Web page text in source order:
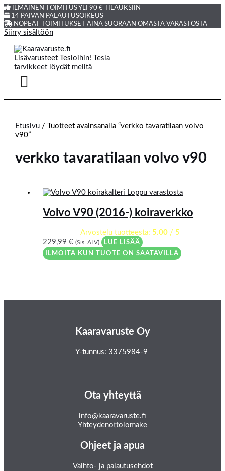
ILMAINEN TOIMITUS YLI 90 € TILAUKSIIN
14 PÄIVÄN PALAUTUSOIKEUS
NOPEAT TOIMITUKSET AINA SUORAAN OMASTA VARASTOSTA
Siirry sisältöön
Etusivu / Tuotteet avainsanalla “verkko tavaratilaan volvo
v90”
verkko tavaratilaan volvo v90
Loppu varastosta
Volvo V90 (2016-) koiraverkko
Arvostelu tuotteesta: 5.00/ 5
229,99€ (Sis. ALV)
LUE LISÄÄ
ILMOITA KUN TUOTE ON SAATAVILLA
Kaaravaruste Oy
Y-tunnus: 3375984-9
Ota yhteyttä
info@kaaravaruste.fi
Yhteydenottolomake
Ohjeet ja apua
Vaihto- ja palautusehdot